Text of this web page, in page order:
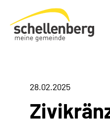
Gemeinde Schellenberg Startseite
28.02.2025